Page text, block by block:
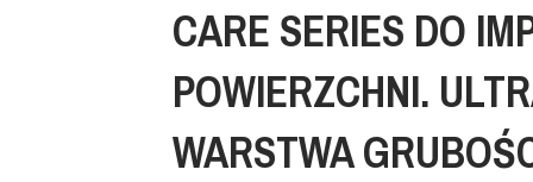
CARE SERIES DO
POWIERZCHNI.
WARSTWA